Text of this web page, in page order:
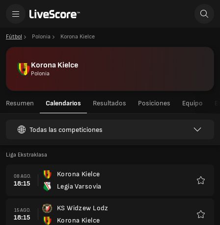
Fútbol Polonia Korona Kielce
Korona Kielce
Polonia
Resumen Calendarios Resultados Posiciones Equipo
Todas las competiciones
Liga Ekstraklasa
08 AGO.
18:15
Korona Kielce
Legia Varsovia
15 AGO.
18:15
KS Widzew Lodz
Korona Kielce